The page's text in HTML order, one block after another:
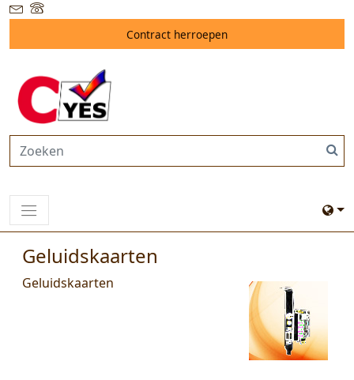
Contract herroepen
Geluidskaarten
Geluidskaarten